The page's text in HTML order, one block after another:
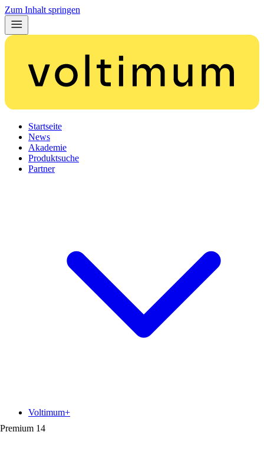
Zum Inhalt springen
Startseite
News
Akademie
Produktsuche
Partner
Premium 14
Voltimum+